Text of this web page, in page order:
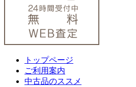
トップページ
ご利用案内
中古品のススメ